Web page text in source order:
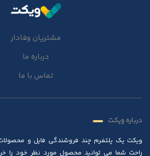
مشتریان وفادار
درباره ما
تماس با ما
درباره ویکت
ویکت یک پلتفرم چند فروشندگی فایل و
راحت شما می توانید محصول مورد نظر خود را